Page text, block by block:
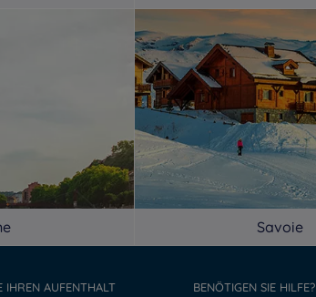
Savoie
IHREN AUFENTHALT BENÖTIGEN SIE HILFE?